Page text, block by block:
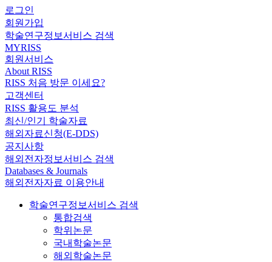
로그인
회원가입
학술연구정보서비스 검색
MYRISS
회원서비스
About RISS
RISS 처음 방문 이세요?
고객센터
RISS 활용도 분석
최신/인기 학술자료
해외자료신청(E-DDS)
공지사항
해외전자정보서비스 검색
Databases & Journals
해외전자자료 이용안내
학술연구정보서비스 검색
통합검색
학위논문
국내학술논문
해외학술논문